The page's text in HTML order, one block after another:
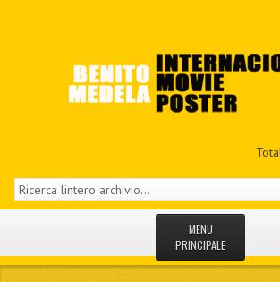
MENU
PRINCIPALE